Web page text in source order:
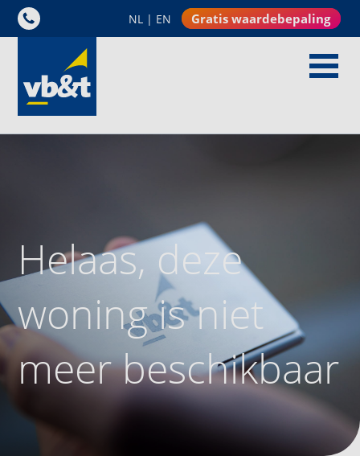
NL | EN Gratis waardebepaling
Helaas, deze
woning is niet
meer beschikbaar